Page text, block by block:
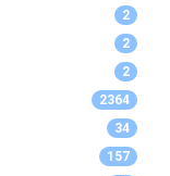
2
2
2
2364
34
157